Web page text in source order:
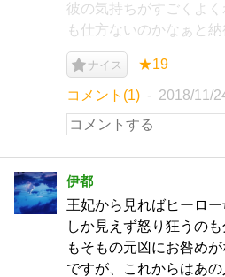
彼の気持ちがすごくよ
も仕方ないのかなぁと
ナイス ★19
コメント(1) 2018/11/
伊都
王妃から見ればヒーロ
しか見えず怒り狂うの
もそもの元凶にお咎め
ですが、これからはあ